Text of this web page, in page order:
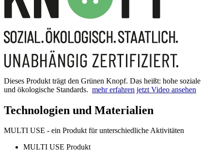
Dieses Produkt trägt den Grünen Knopf. Das heißt: hohe soziale
und ökologische Standards. mehr erfahren jetzt Video ansehen
Technologien und Materialien
MULTI USE - ein Produkt für unterschiedliche Aktivitäten
MULTI USE Produkt